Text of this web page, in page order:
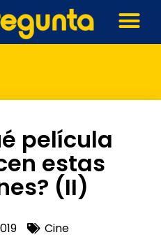
película
estas
(II)
Cine